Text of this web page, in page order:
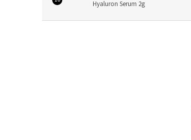
Hyaluron Serum 2g